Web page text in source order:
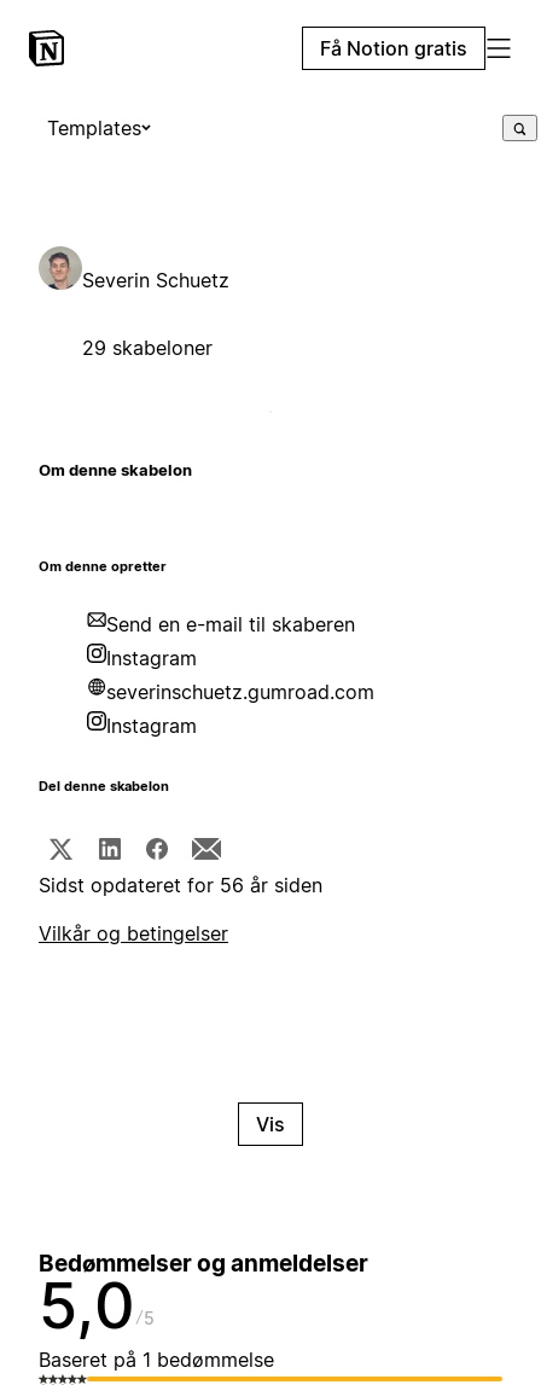
Få Notion gratis
Templates
Severin Schuetz
29 skabeloner
Om denne skabelon
Om denne opretter
Send en e-mail til skaberen
Instagram
severinschuetz.gumroad.com
Instagram
Del denne skabelon
Sidst opdateret for 56 år siden
Vilkår og betingelser
Vis
Bedømmelser og anmeldelser
5,0 5
Baseret på 1 bedømmelse